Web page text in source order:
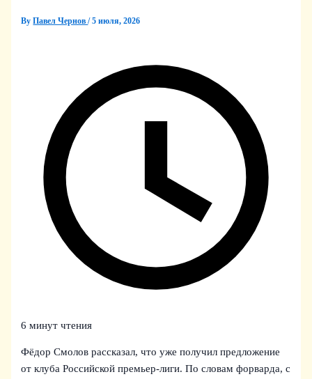
ByПавел Чернов/5 июля, 2026
6 минут чтения
Фёдор Смолов рассказал, что уже получил предложение
от клуба Российской премьер-лиги. По словам форварда, с